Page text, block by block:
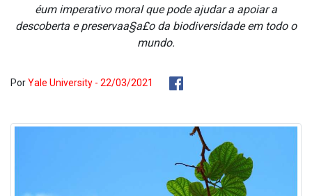
éum imperativo moral que pode ajudar a apoiar a
descoberta e preservaa§a£o da biodiversidade em todo o
mundo.
PorYale University - 22/03/2021